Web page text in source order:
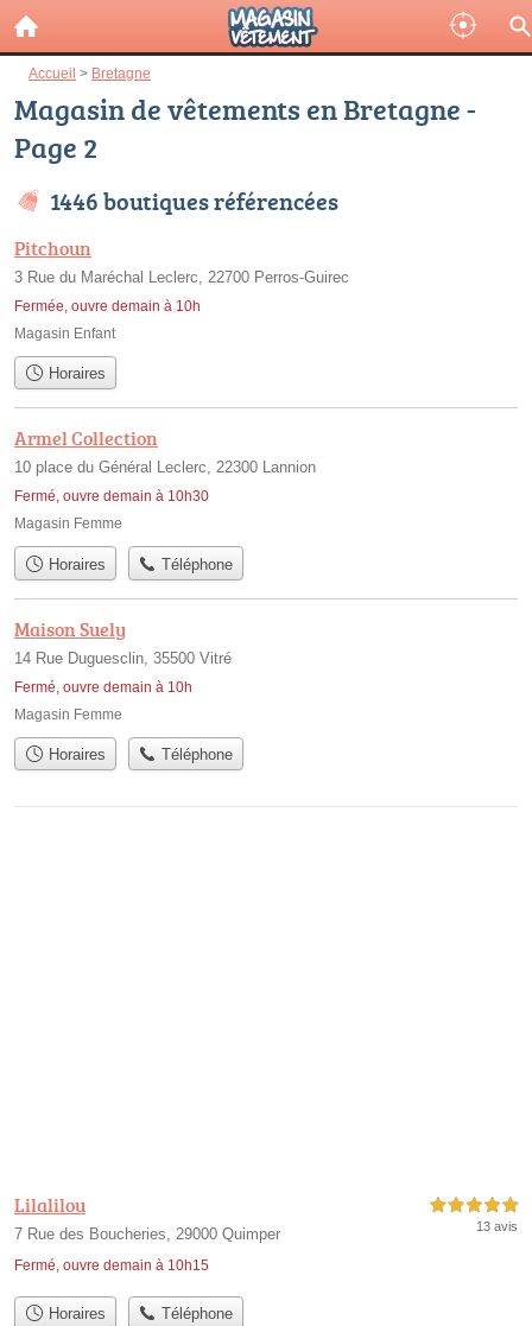
Accueil > Bretagne
Magasin de vêtements en Bretagne -
Page 2
1446 boutiques référencées
Pitchoun
3 Rue du Maréchal Leclerc, 22700 Perros-Guirec
Fermée, ouvre demain à 10h
Magasin Enfant
Horaires
Armel Collection
10 place du Général Leclerc, 22300 Lannion
Fermé, ouvre demain à 10h30
Magasin Femme
Horaires Téléphone
Maison Suely
14 Rue Duguesclin, 35500 Vitré
Fermé, ouvre demain à 10h
Magasin Femme
Horaires Téléphone
Lilalilou
7 Rue des Boucheries, 29000 Quimper
Fermé, ouvre demain à 10h15
5,0 étoiles sur 5
13 avis
Horaires Téléphone